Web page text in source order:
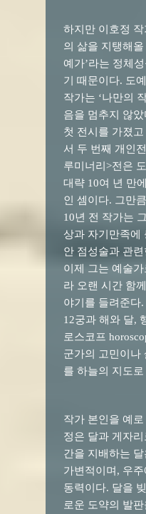
하지만 이호정
의 삶을 지탱해
예가’라는 정체
기 때문이다. 도
작가는 ‘나만의
음을 멈추지 않
첫 전시를 가졌고
서 두 번째 개인
루미너리>전은
대략 10여 년 만
인 셈이다. 그만
10년 전 작가는
상과 자기만족에
안 점성술과 관
이제 그는 예술
라 오랜 시간 함
야기를 들려준다
12궁과 해와 달,
로스코프
군가의 고민이나
를 하늘의 지도
작가 본인을 예
정은 달과 게자리
간을 지배하는 달
가변적이며, 우
동력이다. 달을
로운 도약의 발